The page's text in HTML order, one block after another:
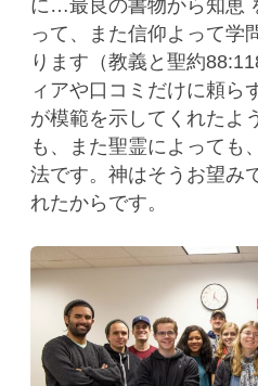
に…最良の書物から知恵
って、また信仰よって学
ります（教義と聖約
ィアや口コミだけに頼ら
が模範を示してくれたよ
も、また聖霊によっても
法です。神はそうお望み
れたからです。